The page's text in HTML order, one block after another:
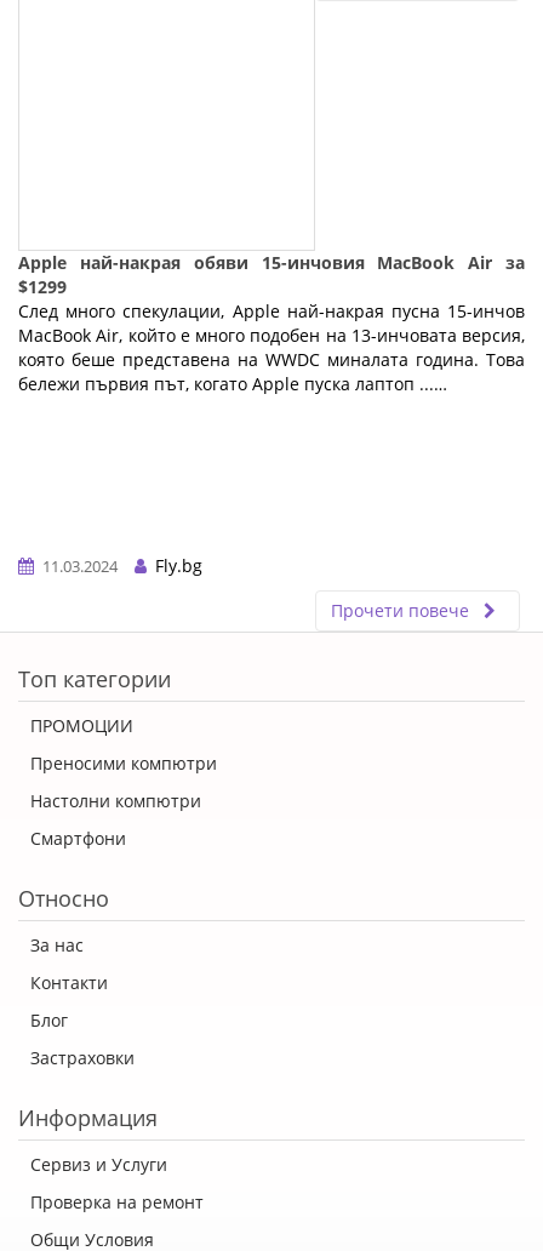
Apple най-накрая обяви 15-инчовия MacBook Air за
$1299
След много спекулации, Apple най-накрая пусна 15-инчов
MacBook Air, който е много подобен на 13-инчовата версия,
която беше представена на WWDC миналата година. Това
бележи първия път, когато Apple пуска лаптоп ...…
11.03.2024
Fly.bg
Прочети повече
Топ категории
ПРОМОЦИИ
Преносими компютри
Настолни компютри
Смартфони
Относно
За нас
Контакти
Блог
Застраховки
Информация
Сервиз и Услуги
Проверка на ремонт
Общи Условия